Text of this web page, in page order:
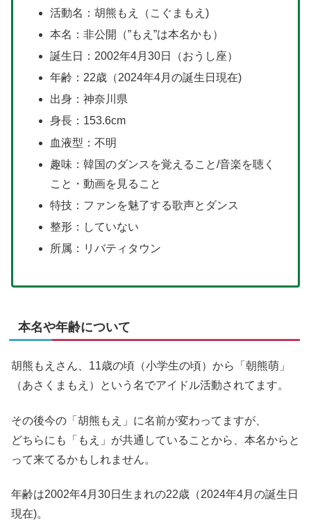
活動名：胡熊もえ（こぐまもえ)
本名：非公開（”もえ”は本名かも）
誕生日：2002年4月30日（おうし座）
年齢：22歳（2024年4月の誕生日現在)
出身：神奈川県
身長：153.6cm
血液型：不明
趣味：韓国のダンスを覚えること/音楽を聴く
こと・動画を見ること
特技：ファンを魅了する歌声とダンス
整形：していない
所属：リバティタウン
本名や年齢について
胡熊もえさん、11歳の頃（小学生の頃）から「朝熊萌」
（あさくまもえ）という名でアイドル活動されてます。
その後今の「胡熊もえ」に名前が変わってますが、
どちらにも「もえ」が共通していることから、本名からと
って来てるかもしれません。
年齢は2002年4月30日生まれの22歳（2024年4月の誕生日
現在)。